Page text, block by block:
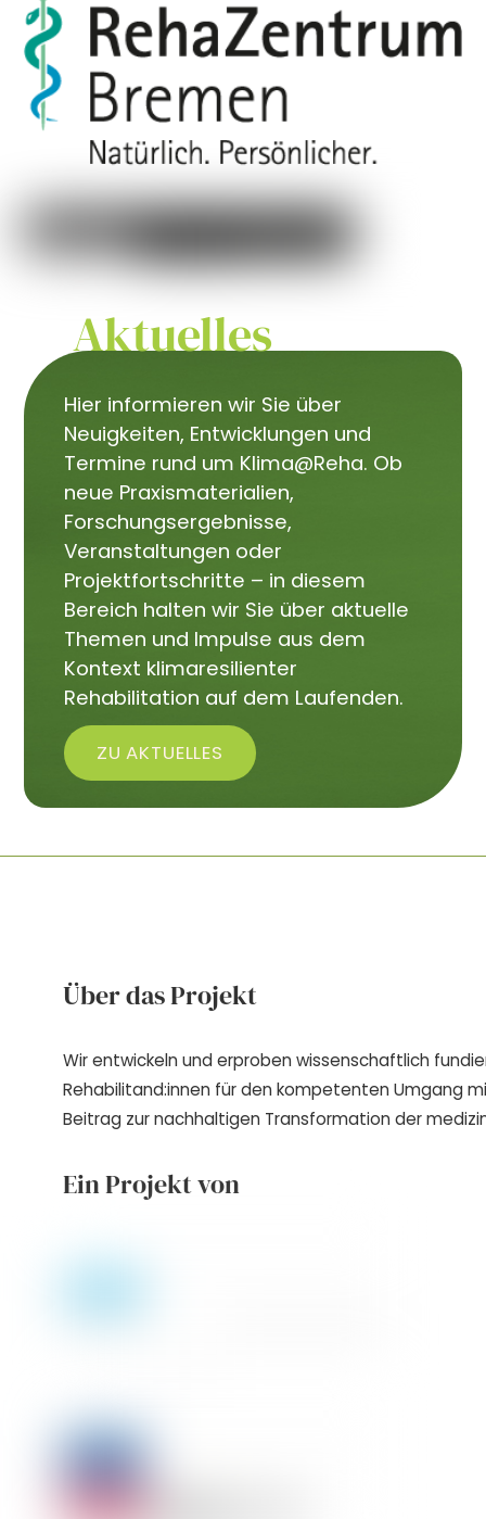
Aktuelles
Hier informieren wir Sie über
Neuigkeiten, Entwicklungen und
Termine rund um Klima@Reha. Ob
neue Praxismaterialien,
Forschungsergebnisse,
Veranstaltungen oder
Projektfortschritte – in diesem
Bereich halten wir Sie über aktuelle
Themen und Impulse aus dem
Kontext klimaresilienter
Rehabilitation auf dem Laufenden.
ZU AKTUELLES
Über das Projekt
Wir entwickeln und erproben wissenschaftlich
Rehabilitand:innen für den kompetenten Umgang
Beitrag zur nachhaltigen Transformation der
Ein Projekt von